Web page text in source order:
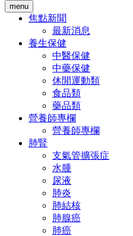
menu
焦點新聞
最新消息
養生保健
中醫保健
中藥保健
休閒運動類
食品類
藥品類
營養師專欄
營養師專欄
肺腎
支氣管擴張症
水腫
尿液
肺炎
肺結核
肺腺癌
肺癌